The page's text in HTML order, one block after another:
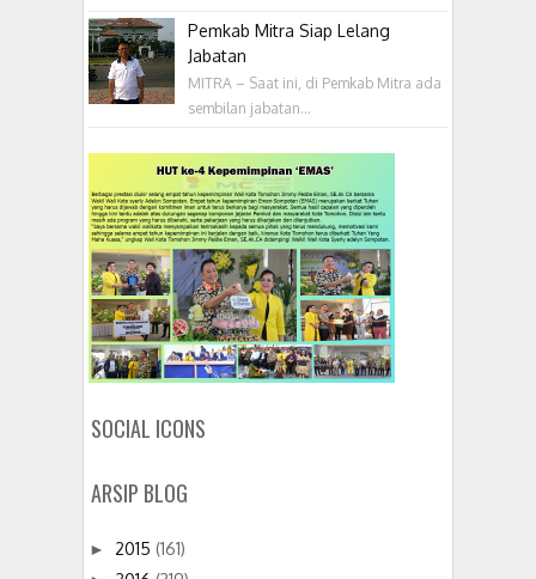
Pemkab Mitra Siap Lelang
Jabatan
MITRA – Saat ini, di Pemkab Mitra ada
sembilan jabatan...
SOCIAL ICONS
ARSIP BLOG
► 2015 (161)